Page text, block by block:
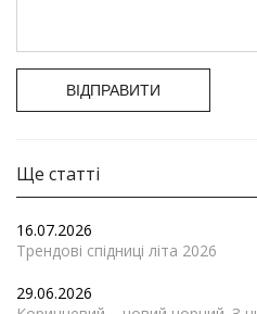
ВІДПРАВИТИ
Ще статті
16.07.2026
Трендові спідниці літа 2026
29.06.2026